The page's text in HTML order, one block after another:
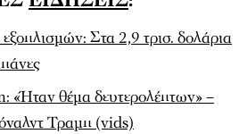
Στα 2,9 τρισ. δολάρια
«Ήταν θέμα δευτερολέπτων» –
Τραμπ (vids)